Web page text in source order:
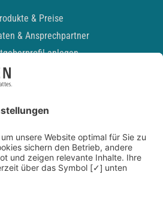
& Preise
& Ansprechpartner
anlegen
Podcast
Kontakt
Datenschutz
Newsletter